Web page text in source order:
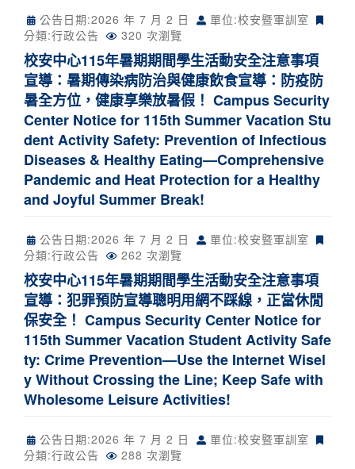
公告日期:2026 年 7 月 2 日
單位:校安暨軍訓室
分類:行政公告 320 次瀏覽
校安中心115年暑期期間學生活動安全注意事項
宣導：暑期傳染病防治與健康飲食宣導：防疫防
暑全方位，健康享樂放暑假！ Campus Security
Center Notice for 115th Summer Vacation Stu
dent Activity Safety: Prevention of Infectious
Diseases & Healthy Eating—Comprehensive
Pandemic and Heat Protection for a Healthy
and Joyful Summer Break!
公告日期:2026 年 7 月 2 日
單位:校安暨軍訓室
分類:行政公告 262 次瀏覽
校安中心115年暑期期間學生活動安全注意事項
宣導：犯罪預防宣導聰明用網不踩線，正當休閒
保安全！ Campus Security Center Notice for
115th Summer Vacation Student Activity Safe
ty: Crime Prevention—Use the Internet Wisel
y Without Crossing the Line; Keep Safe with
Wholesome Leisure Activities!
公告日期:2026 年 7 月 2 日
單位:校安暨軍訓室
分類:行政公告 288 次瀏覽